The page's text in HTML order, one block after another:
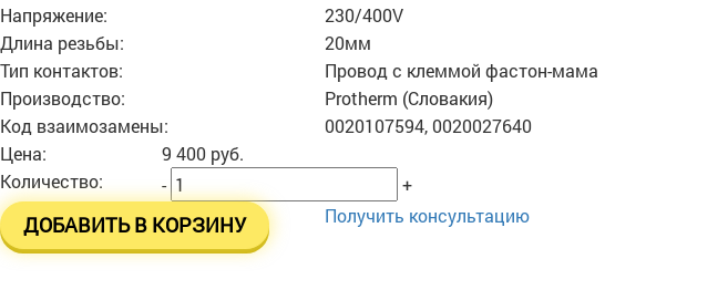
Напряжение:
230/400V
Длина резьбы:
20мм
Тип контактов:
Провод с клеммой фастон-мама
Производство:
Protherm (Словакия)
Код взаимозамены:
0020107594, 0020027640
Цена:
9 400 руб.
Количество:
- +
ДОБАВИТЬ В КОРЗИНУ Получить консультацию